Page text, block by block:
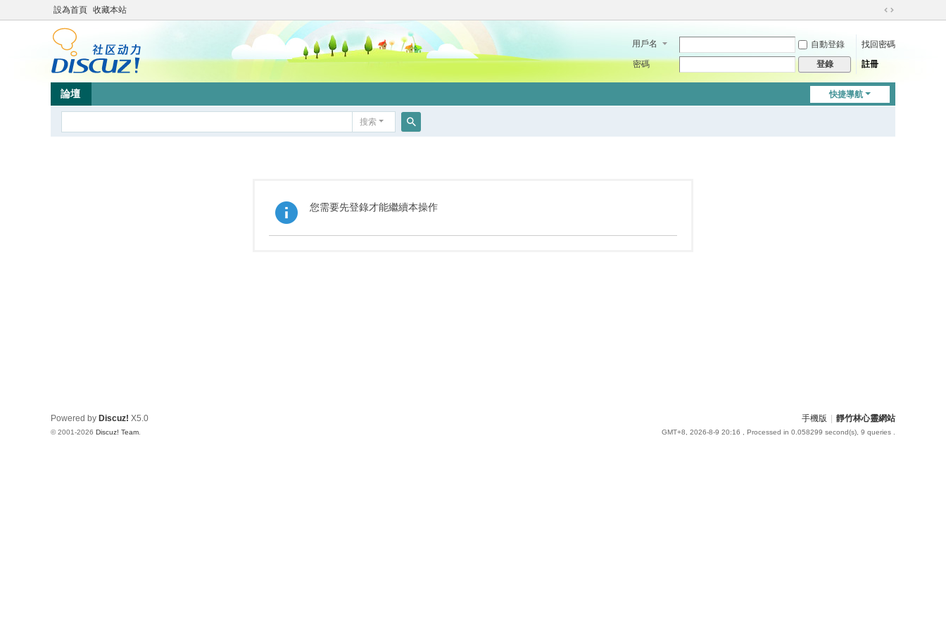
設為首頁 收藏本站
切
到
用戶名 自動登錄
找回密碼
密碼
登錄 註冊
快捷導航
論壇
搜索
您需要先登錄才能繼續本操作
手機版 靜竹林心靈網站
GMT+8, 2026-8-9 20:16 , Processed in 0.058299 second(s), 9 queries .
Powered by Discuz! X5.0
© 2001-2026 Discuz! Team